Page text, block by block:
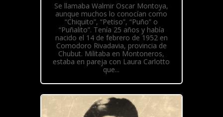
Se llamaba Walmir Oscar Montoya,
aunque muchos lo conocían como
“Chiquito”, “Petiso”, “Puño” o
“Puñalito”. Tenía 25 años y había
nacido el 14 de febrero de 1952 en
Comodoro Rivadavia, provincia de
Chubut. Militaba en Montoneros,
estaba en pareja con Laura Carlotto
que...